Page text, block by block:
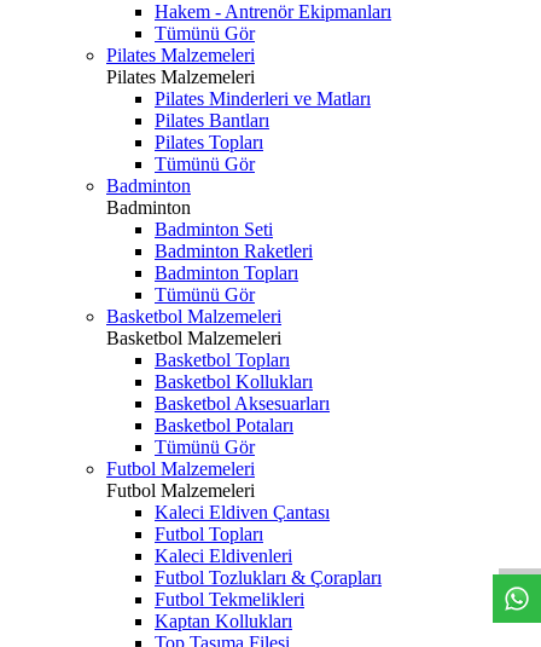
Hakem - Antrenör Ekipmanları
Tümünü Gör
Pilates Malzemeleri
Pilates Malzemeleri
Pilates Minderleri ve Matları
Pilates Bantları
Pilates Topları
Tümünü Gör
Badminton
Badminton
Badminton Seti
Badminton Raketleri
Badminton Topları
Tümünü Gör
Basketbol Malzemeleri
Basketbol Malzemeleri
Basketbol Topları
Basketbol Kollukları
Basketbol Aksesuarları
Basketbol Potaları
Tümünü Gör
Futbol Malzemeleri
Futbol Malzemeleri
Kaleci Eldiven Çantası
Futbol Topları
Kaleci Eldivenleri
Futbol Tozlukları & Çorapları
Futbol Tekmelikleri
Kaptan Kollukları
Top Taşıma Filesi